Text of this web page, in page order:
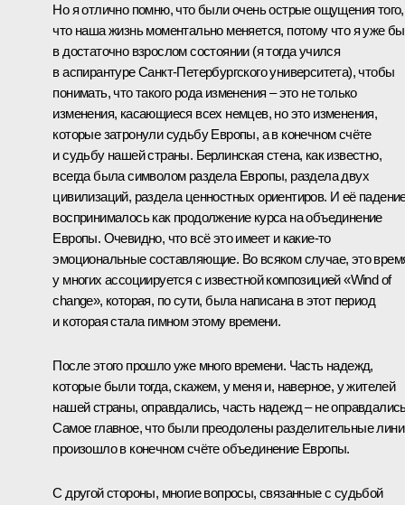
Но я отлично помню, что были очень острые ощущения того,
что наша жизнь моментально меняется, потому что я уже
в достаточно взрослом состоянии (я тогда учился
в аспирантуре Санкт-Петербургского университета), чтобы
понимать, что такого рода изменения – это не только
изменения, касающиеся всех немцев, но это изменения,
которые затронули судьбу Европы, а в конечном счёте
и судьбу нашей страны. Берлинская стена, как известно,
всегда была символом раздела Европы, раздела двух
цивилизаций, раздела ценностных ориентиров. И её
воспринималось как продолжение курса на объединение
Европы. Очевидно, что всё это имеет и какие‑то
эмоциональные составляющие. Во всяком случае, это
у многих ассоциируется с известной композицией «Wind of
change», которая, по сути, была написана в этот период
и которая стала гимном этому времени.
После этого прошло уже много времени. Часть надежд,
которые были тогда, скажем, у меня и, наверное, у жителей
нашей страны, оправдались, часть надежд – не
Самое главное, что были преодолены разделительные
произошло в конечном счёте объединение Европы.
С другой стороны, многие вопросы, связанные с судьбой